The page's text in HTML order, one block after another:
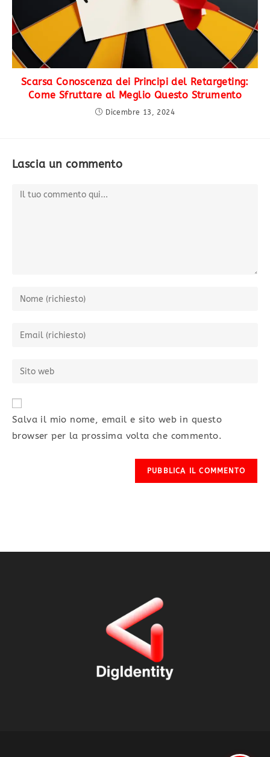
Scarsa Conoscenza dei Principi del Retargeting:
Come Sfruttare al Meglio Questo Strumento
Dicembre 13, 2024
Lascia un commento
Salva il mio nome, email e sito web in questo
browser per la prossima volta che commento.